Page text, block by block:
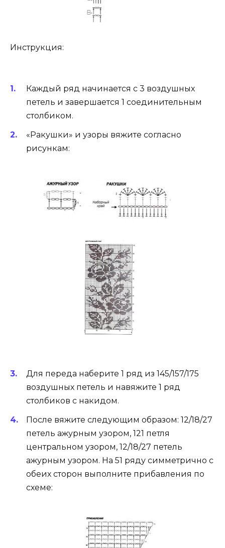
Инструкция:
Каждый ряд начинается с 3 воздушных
петель и завершается 1 соединительным
столбиком.
«Ракушки» и узоры вяжите согласно
рисункам:
Для переда наберите 1 ряд из 145/157/175
воздушных петель и навяжите 1 ряд
столбиков с накидом.
После вяжите следующим образом: 12/18/27
петель ажурным узором, 121 петля
центральном узором, 12/18/27 петель
ажурным узором. На 51 ряду симметрично с
обеих сторон выполните прибавления по
схеме: